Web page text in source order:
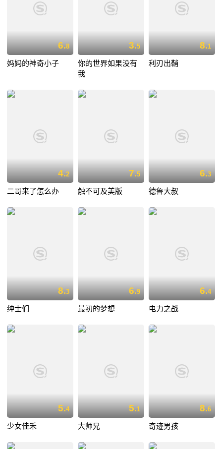
6.8
妈妈的神奇小子
3.5
你的世界如果没有
我
8.1
利刃出鞘
4.2
二哥来了怎么办
7.5
触不可及美版
6.3
德鲁大叔
8.3
绅士们
6.9
最初的梦想
6.4
电力之战
5.4
少女佳禾
5.1
大师兄
8.6
奇迹男孩